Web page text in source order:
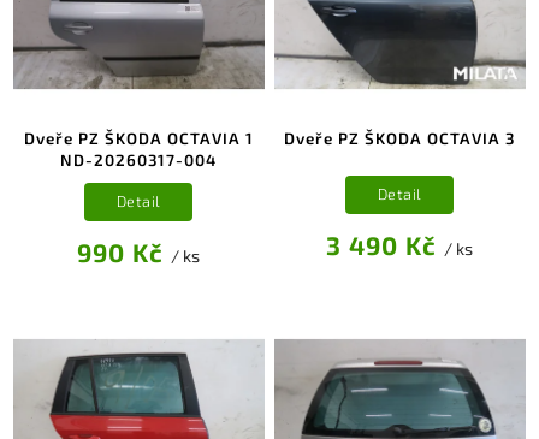
Dveře PZ ŠKODA OCTAVIA 1
ND-20260317-004
990 Kč / ks
Detail
Dveře PZ ŠKODA OCTAVIA 3
3 490 Kč / ks
Detail